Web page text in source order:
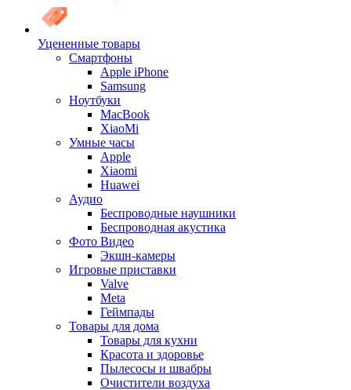
Уцененные товары
Cмартфоны
Apple iPhone
Samsung
Ноутбуки
MacBook
XiaoMi
Умные часы
Apple
Xiaomi
Huawei
Аудио
Беспроводные наушники
Беспроводная акустика
Фото Видео
Экшн-камеры
Игровые приставки
Valve
Meta
Геймпады
Товары для дома
Товары для кухни
Красота и здоровье
Пылесосы и швабры
Очистители воздуха